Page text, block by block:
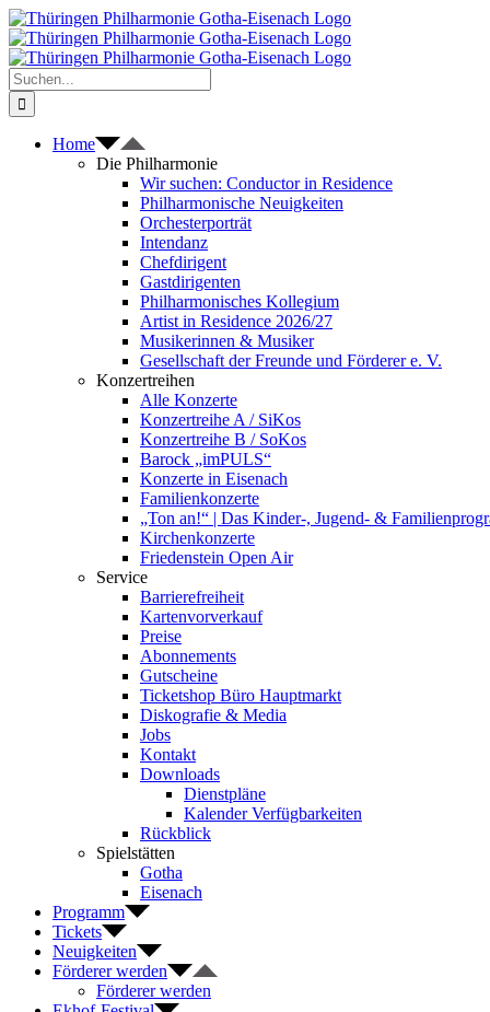
Zum
Inhalt
springen
Suche
nach:
Home
Die Philharmonie
Wir suchen: Conductor in Residence
Philharmonische Neuigkeiten
Orchesterporträt
Intendanz
Chefdirigent
Gastdirigenten
Philharmonisches Kollegium
Artist in Residence 2026/27
Musikerinnen & Musiker
Gesellschaft der Freunde und Förderer e. V.
Konzertreihen
Alle Konzerte
Konzertreihe A / SiKos
Konzertreihe B / SoKos
Barock „imPULS“
Konzerte in Eisenach
Familienkonzerte
„Ton an!“ | Das Kinder-, Jugend- &
Kirchenkonzerte
Friedenstein Open Air
Service
Barrierefreiheit
Kartenvorverkauf
Preise
Abonnements
Gutscheine
Ticketshop Büro Hauptmarkt
Diskografie & Media
Jobs
Kontakt
Downloads
Dienstpläne
Kalender Verfügbarkeiten
Rückblick
Spielstätten
Gotha
Eisenach
Programm
Tickets
Neuigkeiten
Förderer werden
Förderer werden